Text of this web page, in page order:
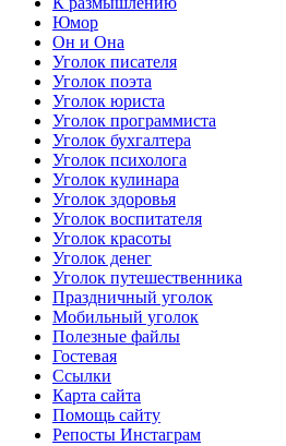
Юмор
Он и Она
Уголок писателя
Уголок поэта
Уголок юриста
Уголок программиста
Уголок бухгалтера
Уголок психолога
Уголок кулинара
Уголок здоровья
Уголок воспитателя
Уголок красоты
Уголок денег
Уголок путешественника
Праздничный уголок
Мобильный уголок
Полезные файлы
Гостевая
Ссылки
Карта сайта
Помощь сайту
Репосты Инстаграм